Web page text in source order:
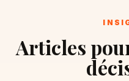
Articles